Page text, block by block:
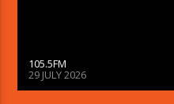
105.5FM
29 JULY 2026